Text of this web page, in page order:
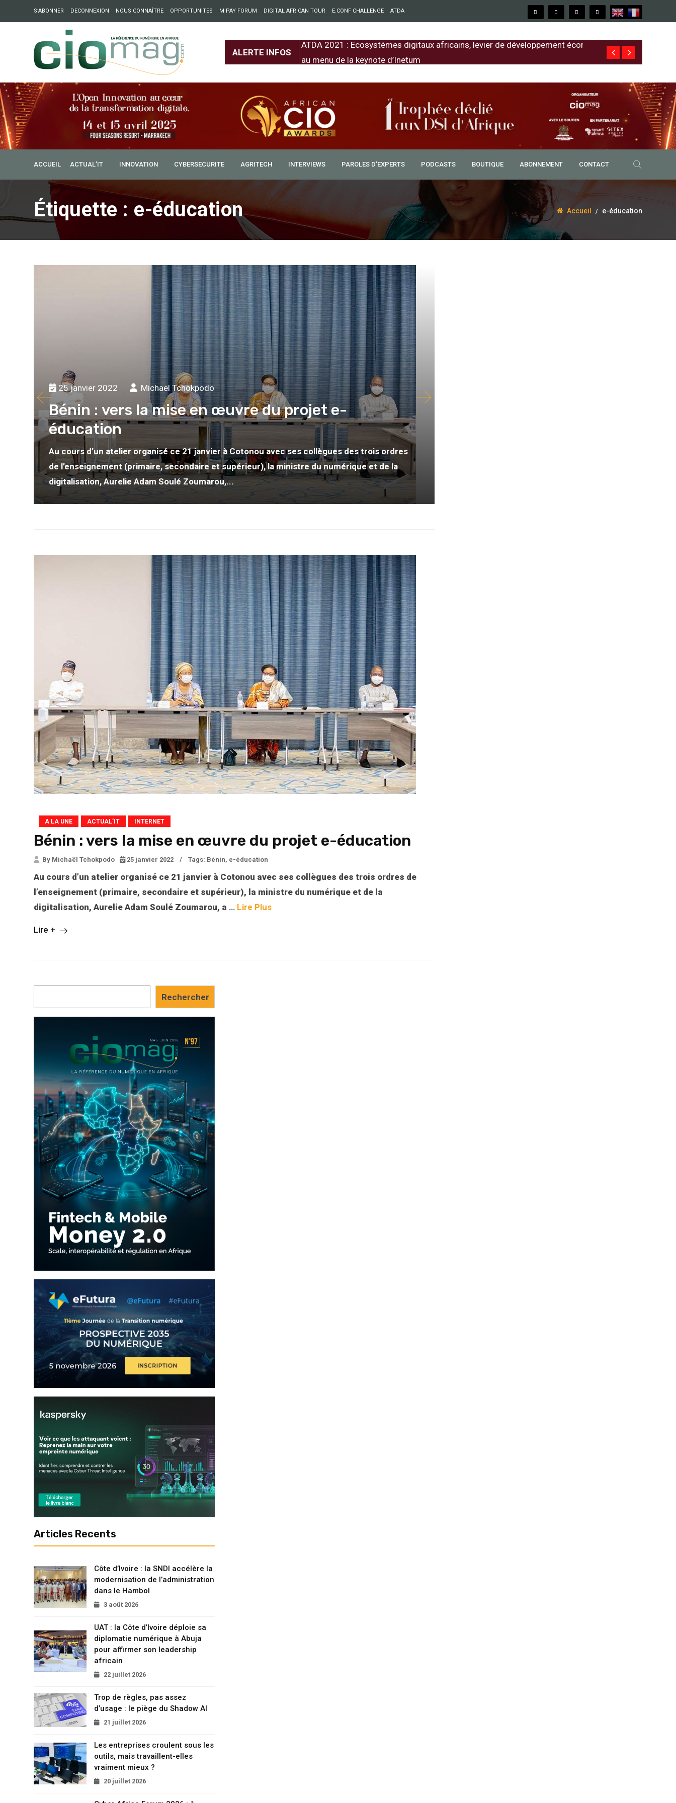
S’ABONNER DECONNEXION NOUS CONNAÎTRE OPPORTUNITES M PAY FORUM DIGITAL AFRICAN TOUR E.CONF CHALLENGE ATDA
ALERTE INFOS
: Partech Shaker lance Chapter54 pour créer des ponts entre l’Europe et
ATDA 2021 : Ecosystèmes digitaux africains, levier de développement économique
au menu de la keynote d’Inetum
Free au
ACCUEIL ACTUAL’IT INNOVATION CYBERSECURITE AGRITECH INTERVIEWS PAROLES D’EXPERTS PODCASTS BOUTIQUE ABONNEMENT CONTACT
Étiquette : e-éducation Accueil e-éducation
25 janvier 2022 Michaël Tchokpodo
Bénin : vers la mise en œuvre du projet e-
éducation
Au cours d’un atelier organisé ce 21 janvier à Cotonou avec ses collègues des trois ordres
de l’enseignement (primaire, secondaire et supérieur), la ministre du numérique et de la
digitalisation, Aurelie Adam Soulé Zoumarou,...
A LA UNE ACTUAL’IT INTERNET
Bénin : vers la mise en œuvre du projet e-éducation
By Michaël Tchokpodo 25 janvier 2022 / Tags: Bénin, e-éducation
Au cours d’un atelier organisé ce 21 janvier à Cotonou avec ses collègues des trois ordres de
l’enseignement (primaire, secondaire et supérieur), la ministre du numérique et de la
digitalisation, Aurelie Adam Soulé Zoumarou, a … Lire Plus
Lire +
Rechercher
Articles Recents
Côte d’Ivoire : la SNDI accélère la
modernisation de l’administration
dans le Hambol
3 août 2026
UAT : la Côte d’Ivoire déploie sa
diplomatie numérique à Abuja
pour affirmer son leadership
africain
22 juillet 2026
Trop de règles, pas assez
d’usage : le piège du Shadow AI
21 juillet 2026
Les entreprises croulent sous les
outils, mais travaillent-elles
vraiment mieux ?
20 juillet 2026